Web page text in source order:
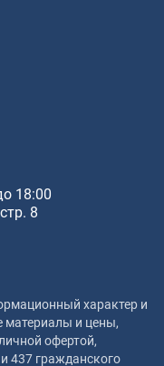
18:00
8
характер и
материалы и цены,
офертой,
437 гражданского